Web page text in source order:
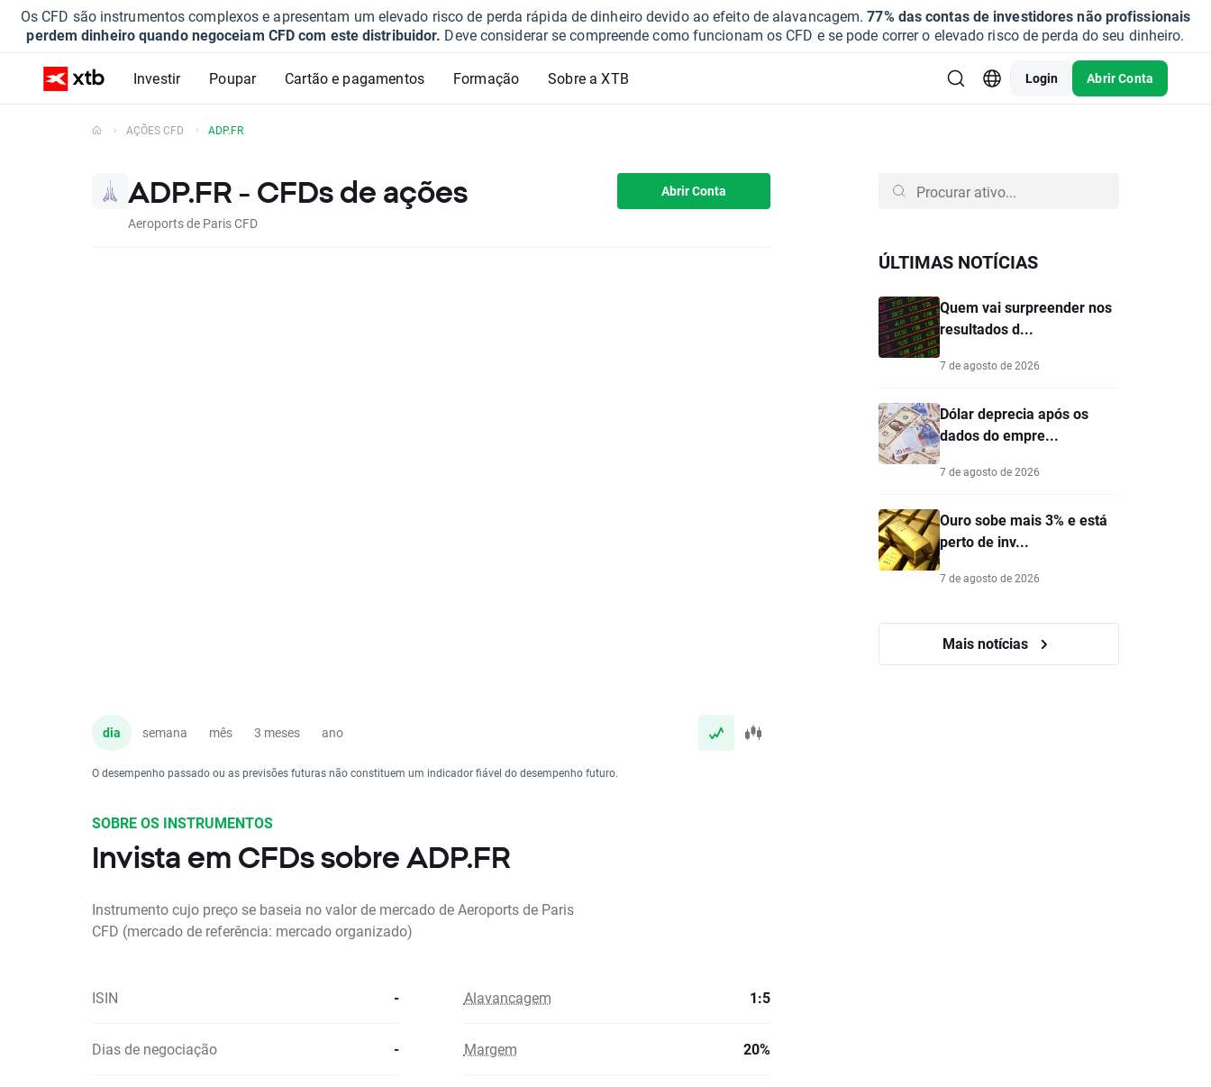
Os CFD são instrumentos complexos e apresentam um elevado risco de perda rápida de dinheiro devido ao efeito de alavancagem.77% das contas de investidores não profissionais
perdem dinheiro quando negoceiam CFD com este distribuidor. Deve considerar se compreende como funcionam os CFD e se pode correr o elevado risco de perda do seu dinheiro.
Investir Poupar Cartão e pagamentos Formação Sobre a XTB Login Abrir Conta
AÇÕES CFD ADP.FR
ADP.FR - CFDs de ações
Aeroports de Paris CFD
Abrir Conta
dia semana mês 3 meses ano
O desempenho passado ou as previsões futuras não constituem um indicador fiável do desempenho futuro.
ÚLTIMAS NOTÍCIAS
Quem vai surpreender nos
resultados d...
7 de agosto de 2026
Dólar deprecia após os
dados do empre...
7 de agosto de 2026
Ouro sobe mais 3% e está
perto de inv...
7 de agosto de 2026
Mais notícias
SOBRE OS INSTRUMENTOS
Invista em CFDs sobre ADP.FR
Instrumento cujo preço se baseia no valor de mercado de Aeroports de Paris
CFD (mercado de referência: mercado organizado)
ISIN - Alavancagem 1:5
Dias de negociação - Margem 20%